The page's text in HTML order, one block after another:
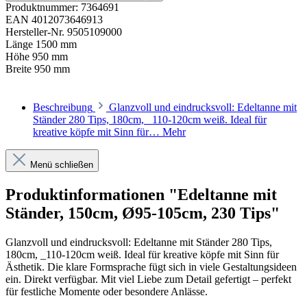
Produktnummer: 7364691
EAN 4012073646913
Hersteller-Nr. 9505109000
Länge 1500 mm
Höhe 950 mm
Breite 950 mm
Beschreibung
Glanzvoll und eindrucksvoll: Edeltanne mit
Ständer 280 Tips, 180cm, _110-120cm weiß. Ideal für
kreative köpfe mit Sinn für… Mehr
Menü schließen
Produktinformationen "Edeltanne mit
Ständer, 150cm, Ø95-105cm, 230 Tips"
Glanzvoll und eindrucksvoll: Edeltanne mit Ständer 280 Tips,
180cm, _110-120cm weiß. Ideal für kreative köpfe mit Sinn für
Ästhetik. Die klare Formsprache fügt sich in viele Gestaltungsideen
ein. Direkt verfügbar. Mit viel Liebe zum Detail gefertigt – perfekt
für festliche Momente oder besondere Anlässe.